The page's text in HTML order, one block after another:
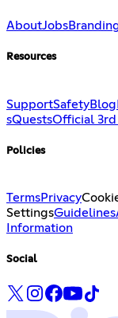
AboutJobs
Resources
SupportSafetyBlog
sQuestsOfficial
Policies
TermsPrivacy
SettingsGuidelines
Information
Social